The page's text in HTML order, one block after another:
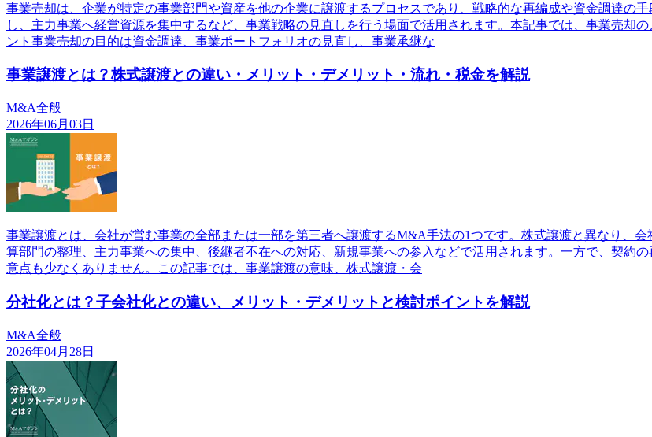
事業売却は、企業が特定の事業部門や資産を他の企業に譲渡するプロセスであり、戦略的な再編成や資金調達の
し、主力事業へ経営資源を集中するなど、事業戦略の見直しを行う場面で活用されます。本記事では、事業売却
ント事業売却の目的は資金調達、事業ポートフォリオの見直し、事業承継な
事業譲渡とは？株式譲渡との違い・メリット・デメリット・流れ・税金を解説
M&A全般
2026年06月03日
事業譲渡とは、会社が営む事業の全部または一部を第三者へ譲渡するM&A手法の1つです。株式譲渡と異なり、
算部門の整理、主力事業への集中、後継者不在への対応、新規事業への参入などで活用されます。一方で、契約
意点も少なくありません。この記事では、事業譲渡の意味、株式譲渡・会
分社化とは？子会社化との違い、メリット・デメリットと検討ポイントを解説
M&A全般
2026年04月28日